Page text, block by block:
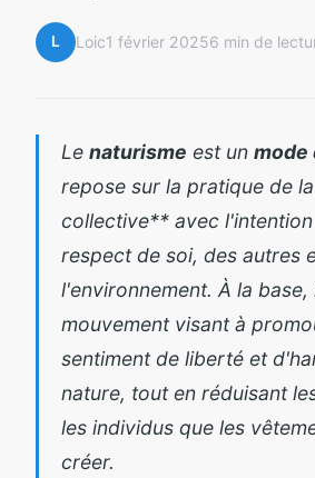
L Loic1 février 20256 min de
Le naturisme est un mode
repose sur la pratique de
collective** avec
respect de soi, des autres
l'environnement. À la
mouvement visant à
sentiment de liberté et
nature, tout en réduisant
les individus que les
créer.